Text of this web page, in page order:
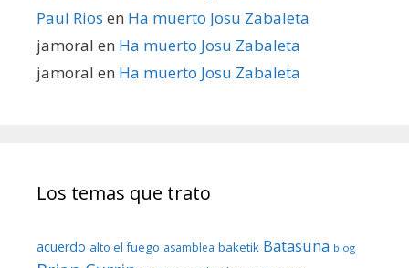
Paul Rios en Ha muerto Josu Zabaleta
jamoral en Ha muerto Josu Zabaleta
jamoral en Ha muerto Josu Zabaleta
Los temas que trato
acuerdo alto el fuego asamblea baketik Batasuna blog